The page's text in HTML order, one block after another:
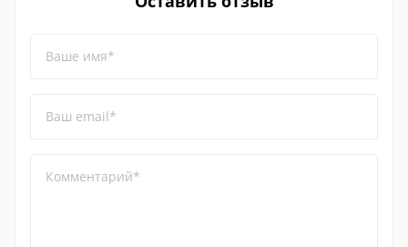
Ваше имя*
Ваш email*
Комментарий*